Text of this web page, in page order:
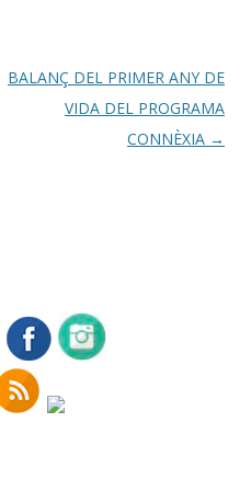
BALANÇ DEL PRIMER ANY DE
VIDA DEL PROGRAMA
CONNÈXIA →